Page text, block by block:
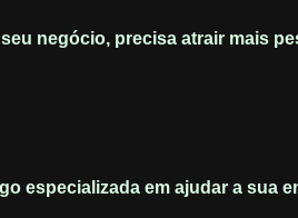
negócio, precisa atrair mais
especializada em ajudar a sua